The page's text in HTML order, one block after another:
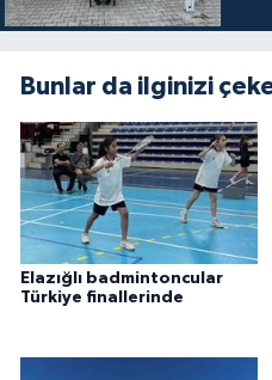
Bunlar da ilginizi
Elazığlı badmintoncular
Türkiye finallerinde